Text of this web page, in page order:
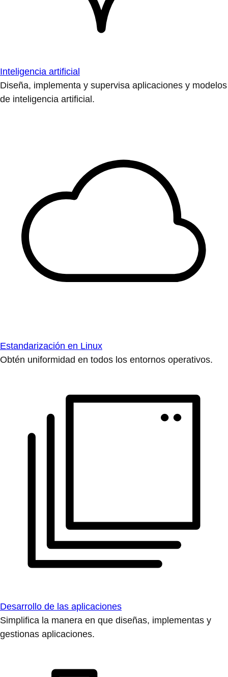
Inteligencia artificial
Diseña, implementa y supervisa aplicaciones y modelos
de inteligencia artificial.
Estandarización en Linux
Obtén uniformidad en todos los entornos operativos.
Desarrollo de las aplicaciones
Simplifica la manera en que diseñas, implementas y
gestionas aplicaciones.